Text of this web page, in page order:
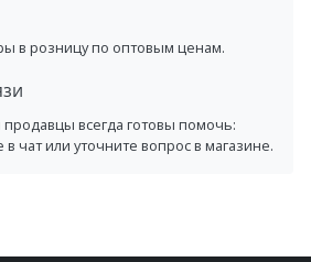
в розницу по оптовым ценам.
всегда готовы помочь:
чат или уточните вопрос в магазине.